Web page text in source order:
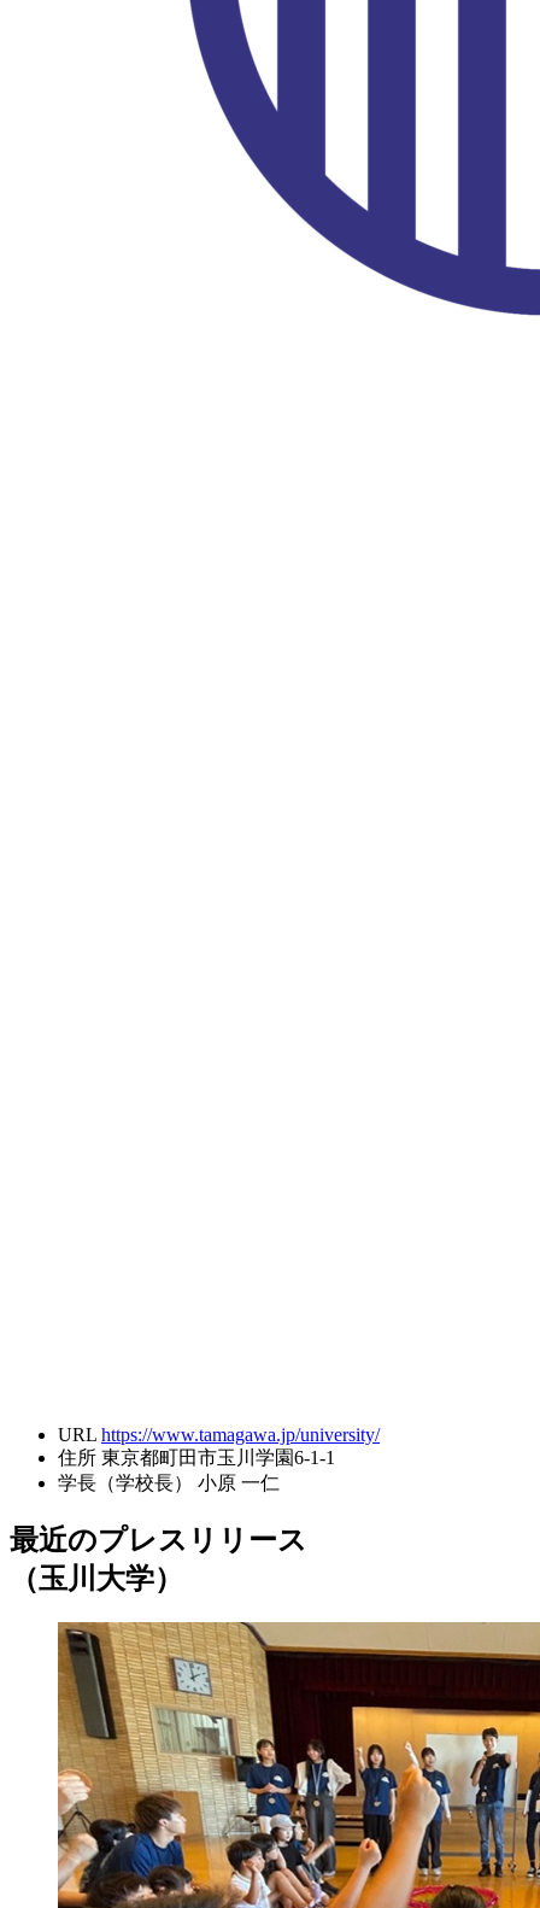
URL https://www.tamagawa.jp/university/
住所 東京都町田市玉川学園6-1-1
学長（学校長）
小原 一仁
最近のプレスリリース
（玉川大学）